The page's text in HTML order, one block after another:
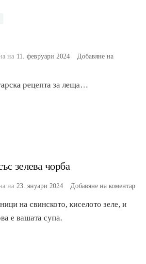
на 11. февруари 2024
Добавяне на
рецепта за леща…
зелева чорба
на 23. януари 2024 Добавяне на коментаркъм
на свинското, киселото зеле, и
е вашата супа.